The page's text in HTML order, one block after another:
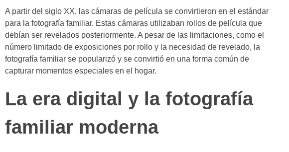
A partir del siglo XX, las cámaras de película se convirtieron en el estándar
para la fotografía familiar. Estas cámaras utilizaban rollos de película que
debían ser revelados posteriormente. A pesar de las limitaciones, como el
número limitado de exposiciones por rollo y la necesidad de revelado, la
fotografía familiar se popularizó y se convirtió en una forma común de
capturar momentos especiales en el hogar.
La era digital y la fotografía
familiar moderna